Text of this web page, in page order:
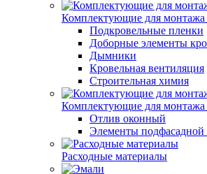
Комплектующие для монтажа
Подкровельные пленки
Доборные элементы
Дымники
Кровельная вентиляция
Строительная химия
Комплектующие для монтажа
Отлив оконный
Элементы подфасадной
Расходные материалы